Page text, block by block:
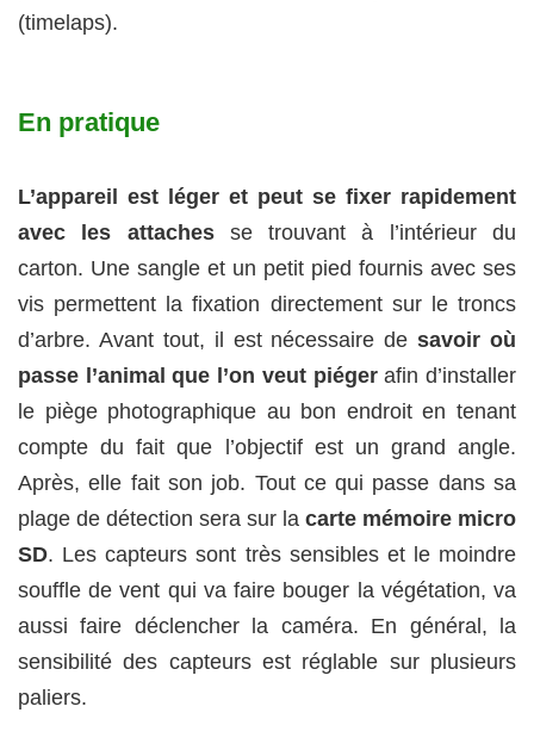
(timelaps).
En pratique
L’appareil est léger et peut se fixer rapidement
avec les attachesse trouvant à l’intérieur du
carton. Une sangle et un petit pied fournis avec ses
vis permettent la fixation directement sur le troncs
d’arbre. Avant tout, il est nécessaire desavoir où
passe l’animal que l’on veut piégerafin d’installer
le piège photographique au bon endroit en tenant
compte du fait que l’objectif est un grand angle.
Après, elle fait son job. Tout ce qui passe dans sa
plage de détection sera sur la carte mémoire micro
SD. Les capteurs sont très sensibles et le moindre
souffle de vent qui va faire bouger la végétation, va
aussi faire déclencher la caméra. En général, la
sensibilité des capteurs est réglable sur plusieurs
paliers.